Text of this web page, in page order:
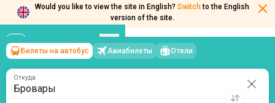
Would you like to view the site in English? Switch to the English
version of the site.
Бровары →Одесса
пт, 7 августа/1 пассажир
Билеты на автобус Авиабилеты Отели
Откуда